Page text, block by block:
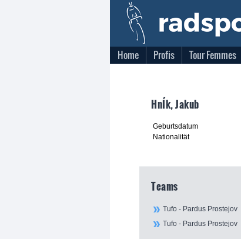
Home Profis Tour Femmes
HnÍk, Jakub
Geburtsdatum
Nationalität
Teams
Tufo - Pardus Prostejov
Tufo - Pardus Prostejov